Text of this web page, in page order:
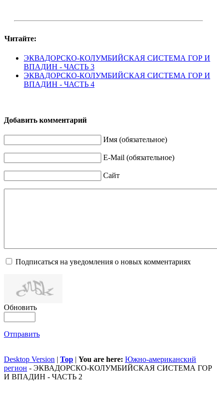
Читайте:
ЭКВАДОРСКО-КОЛУМБИЙСКАЯ СИСТЕМА ГОР И
ВПАДИН - ЧАСТЬ 3
ЭКВАДОРСКО-КОЛУМБИЙСКАЯ СИСТЕМА ГОР И
ВПАДИН - ЧАСТЬ 4
Добавить комментарий
Имя (обязательное)
E-Mail (обязательное)
Сайт
Подписаться на уведомления о новых комментариях
Обновить
Отправить
Desktop Version | Top | You are here: Южно-американский
регион - ЭКВАДОРСКО-КОЛУМБИЙСКАЯ СИСТЕМА ГОР
И ВПАДИН - ЧАСТЬ 2